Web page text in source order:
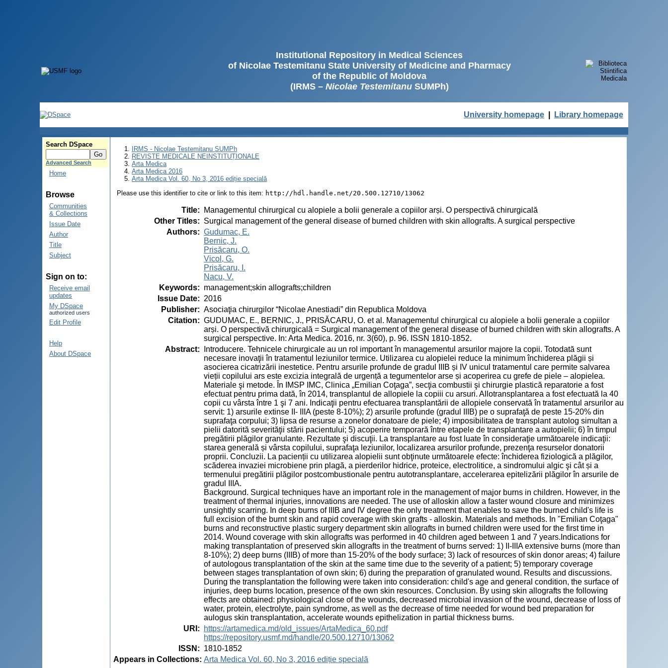
Institutional Repository in Medical Sciences
of Nicolae Testemitanu State University of Medicine and Pharmacy
of the Republic of Moldova
(IRMS – Nicolae TestemitanuSUMPh)
University homepage Library homepage
Search DSpace
Advanced Search
Home
Browse
Communities
& Collections
Issue Date
Author
Title
Subject
Sign on to:
Receive email
updates
My DSpace
authorized users
Edit Profile
Help
About DSpace
IRMS - Nicolae Testemitanu SUMPh
REVISTE MEDICALE NEINSTITUȚIONALE
Arta Medica
Arta Medica 2016
Arta Medica Vol. 60, No 3, 2016 ediție specială
Please use this identifier to cite or link to this item: http://hdl.handle.net/20.500.12710/13062
Title:
Managementul chirurgical cu alopiele a bolii generale a copiilor arși. O perspectivă chirurgicală
Other Titles: Surgical management of the general disease of burned children with skin allografts. A surgical perspective
Authors: Gudumac, E.
Bernic, J.
Prisăcaru, O.
Vicol, G.
Prisăcaru, I.
Nacu, V.
Keywords: management;skin allografts;children
Issue Date: 2016
Publisher: Asociaţia chirurgilor “Nicolae Anestiadi” din Republica Moldova
Citation: GUDUMAC, E., BERNIC, J., PRISĂCARU, O. et al. Managementul chirurgical cu alopiele a bolii generale a copiilor
arși. O perspectivă chirurgicală = Surgical management of the general disease of burned children with skin allografts. A
surgical perspective. In: Arta Medica. 2016, nr. 3(60), p. 96. ISSN 1810-1852.
Abstract:
Introducere. Tehnicele chirurgicale au un rol important în managementul arsurilor majore la copii. Totodată sunt
necesare inovaţii în tratamentul leziunilor termice. Utilizarea cu alopielei reduce la minimum închiderea plăgii și
asocierea cicatrizării inestetice. Pentru arsurile profunde de gradul IIIB și IV unicul tratamentul care permite salvarea
vieții copilului ars este excizia integrală de urgență a tegumentelor arse și acoperirea cu grefe de piele – alopielea.
Materiale şi metode. În IMSP IMC, Clinica „Emilian Cоţaga”, secţia combustii şi chirurgie plastică reparatorie a fost
efectuat pentru prima dată, în 2014, transplantul de allopiele la copiii cu arsuri. Allotransplantarea a fost efectuată la 40
copii cu vârsta între 1 şi 7 ani. Indicaţii pentru efectuarea transplantării de allopiele conservată în tratamentul arsurilor au
servit: 1) arsurile extinse II- IIIA (peste 8-10%); 2) arsurile profunde (gradul IIIB) pe o suprafaţă de peste 15-20% din
suprafaţa corpului; 3) lipsa de resurse a zonelor donatoare de piele; 4) imposibilitatea de transplant autolog simultan a
pielii datorită severităţii stării pacientului; 5) acoperire temporară între etapele de transplantare a autopielii; 6) în timpul
pregătirii plăgilor granulante. Rezultate şi discuţii. La transplantare au fost luate în consideraţie următoarele indicaţii:
starea generală și vârsta copilului, suprafaţa leziunilor, localizarea arsurilor profunde, prezenţa resurselor donatorii
proprii. Concluzii. La pacienții cu utilizarea alopielii sunt obţinute următoarele efecte: închiderea fiziologică a plăgilor,
scăderea invaziei microbiene prin plagă, a pierderilor hidrice, proteice, electrolitice, a sindromului algic şi cât și a
termenului pregătirii plăgilor postcombustionale pentru autotransplantare, accelerarea epitelizării plăgilor în arsurile de
gradul IIIA.
Background. Surgical techniques have an important role in the management of major burns in children. However, in the
treatment of thermal injuries, innovations are needed. The use of alloskin allow a faster wound closure and minimizes
unsightly scarring. In deep burns of IIIB and IV degree the only treatment that enables to save the burned child's life is
full excision of the burnt skin and rapid coverage with skin grafts - alloskin. Materials and methods. In "Emilian Cоţaga"
burns and reconstructive plastic surgery department skin allografts in burned children were used for the first time in
2014. Wound coverage with skin allografts was performed in 40 children aged between 1 and 7 years.Indications for
making transplantation of preserved skin allografts in the treatment of burns served: 1) II-IIIA extensive burns (more than
8-10%); 2) deep burns (IIIB) of more than 15-20% of the body surface; 3) lack of resources of skin donor areas; 4) failure
of autologous transplantation of the skin at the same time due to the severity of a patient; 5) temporary coverage
between stages transplantation of own skin; 6) during the preparation of granulated wound. Results and discussions.
During the transplantation the following were taken into consideration: child's age and general condition, the surface of
injuries, deep burns location, presence of the own skin resources. Conclusion. By using skin allografts the following
effects are obtained: physiological close of the wounds, decreased microbial invasion of the wound, decrease of loss of
water, protein, electrolyte, pain syndrome, as well as the decrease of time needed for wound bed preparation for
aulogus skin transplantation, accelerate wounds epithelization in partial thickness burns.
URI :
https://artamedica.md/old_issues/ArtaMedica_60.pdf
https://repository.usmf.md/handle/20.500.12710/13062
ISSN : 1810-1852
Appears in Collections: Arta Medica Vol. 60, No 3, 2016 ediție specială